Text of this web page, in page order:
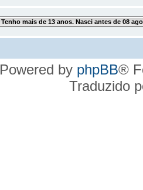
Tenho mais de 13 anos. Nasci antes de 08 ago
Powered by phpBB®
Traduzido